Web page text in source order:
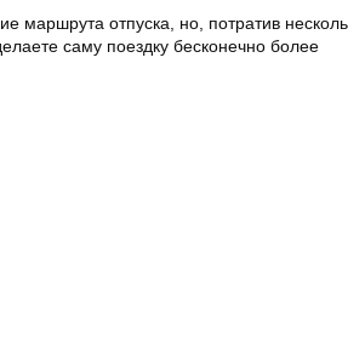
маршрута отпуска, но, потратив
саму поездку бесконечно более